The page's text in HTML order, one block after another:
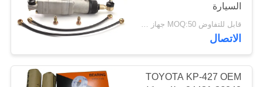
جولة
المعمل
السيارة
قابل للتفاوض MOQ:50 جهاز كمبيوتر شخصى
الاتصال
TOYOTA KP-427 OEM